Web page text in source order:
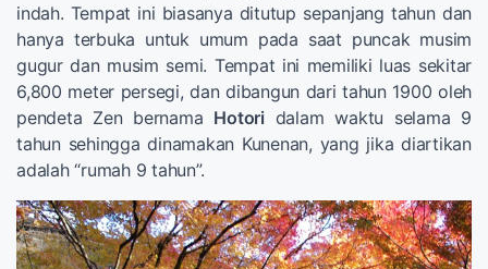
indah. Tempat ini biasanya ditutup sepanjang tahun dan
hanya terbuka untuk umum pada saat puncak musim
gugur dan musim semi. Tempat ini memiliki luas sekitar
6,800 meter persegi, dan dibangun dari tahun 1900 oleh
pendeta Zen bernama Hotori dalam waktu selama 9
tahun sehingga dinamakan Kunenan, yang jika diartikan
adalah “rumah 9 tahun”.